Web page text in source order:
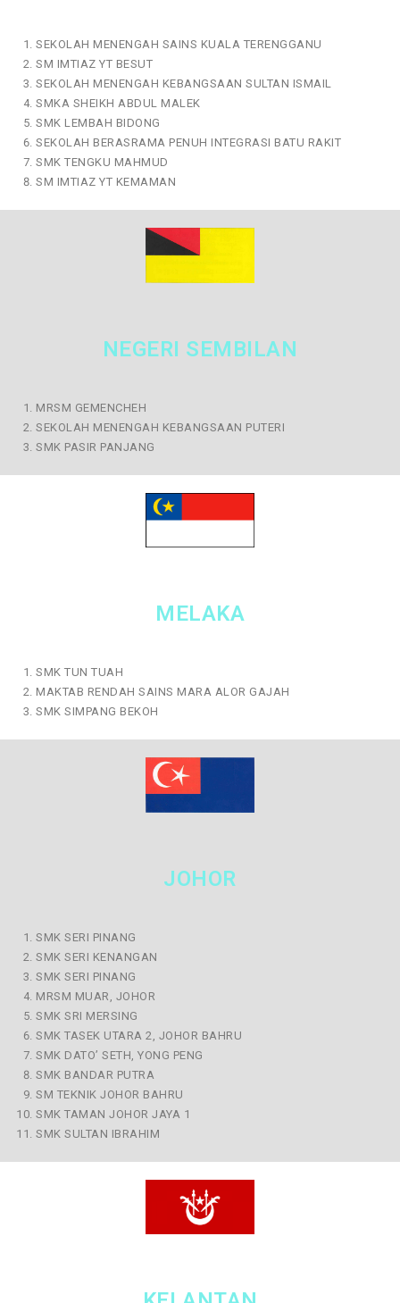
SEKOLAH MENENGAH SAINS KUALA TERENGGANU
SM IMTIAZ YT BESUT
SEKOLAH MENENGAH KEBANGSAAN SULTAN ISMAIL
SMKA SHEIKH ABDUL MALEK
SMK LEMBAH BIDONG
SEKOLAH BERASRAMA PENUH INTEGRASI BATU RAKIT
SMK TENGKU MAHMUD
SM IMTIAZ YT KEMAMAN
NEGERI SEMBILAN
MRSM GEMENCHEH
SEKOLAH MENENGAH KEBANGSAAN PUTERI
SMK PASIR PANJANG
MELAKA
SMK TUN TUAH
MAKTAB RENDAH SAINS MARA ALOR GAJAH
SMK SIMPANG BEKOH
JOHOR
SMK SERI PINANG
SMK SERI KENANGAN
SMK SERI PINANG
MRSM MUAR, JOHOR
SMK SRI MERSING
SMK TASEK UTARA 2, JOHOR BAHRU
SMK DATO’ SETH, YONG PENG
SMK BANDAR PUTRA
SM TEKNIK JOHOR BAHRU
SMK TAMAN JOHOR JAYA 1
SMK SULTAN IBRAHIM